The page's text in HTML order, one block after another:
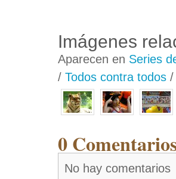
Imágenes
Aparecen en Series
/ Todos contra todos
0
No hay comentarios